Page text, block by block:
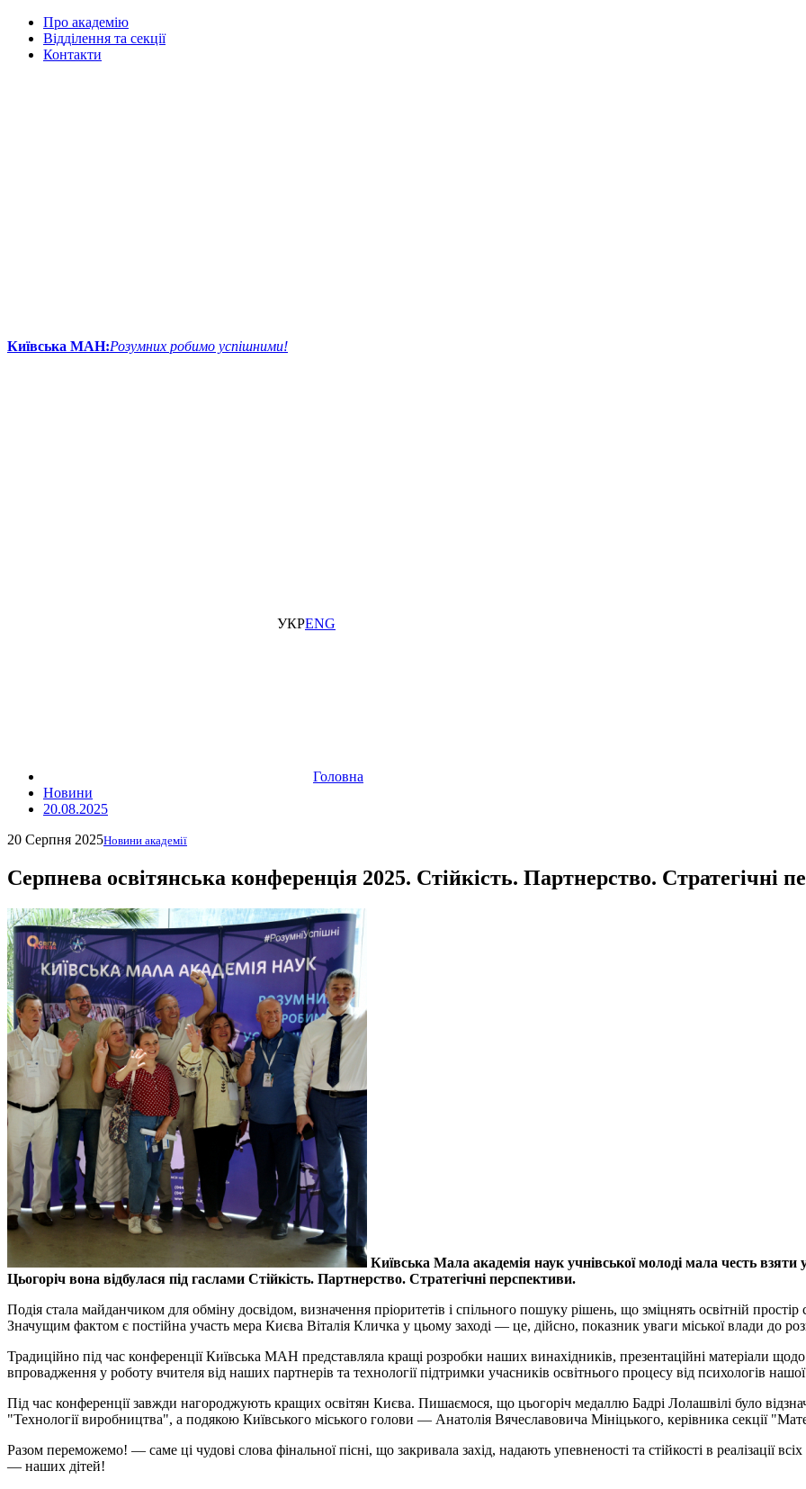
Про академію
Відділення та секції
Контакти
Київська МАН:Розумних робимо успішними!
УКРENG
Головна
Новини
20.08.2025
20 Серпня 2025Новини академії
Серпнева освітянська конференція 2025. Стійкість. Партнерство. Стратегічні
Київська Мала академія наук учнівської молоді мала честь взяти
Цьогоріч вона відбулася під гаслами Стійкість. Партнерство. Стратегічні перспективи.
Подія стала майданчиком для обміну досвідом, визначення пріоритетів і спільного пошуку рішень, що зміцнять освітній простір
Значущим фактом є постійна участь мера Києва Віталія Кличка у цьому заході — це, дійсно, показник уваги міської влади до
Традиційно під час конференції Київська МАН представляла кращі розробки наших винахідників, презентаційні матеріали
впровадження у роботу вчителя від наших партнерів та технології підтримки учасників освітнього процесу від психологів нашої
Під час конференції завжди нагороджують кращих освітян Києва. Пишаємося, що цьогоріч медаллю Бадрі Лолашвілі було
"Технології виробництва", а подякою Київського міського голови — Анатолія Вячеславовича Мініцького, керівника секції
Разом переможемо! — саме ці чудові слова фінальної пісні, що закривала захід, надають упевненості та стійкості в реалізації
— наших дітей!